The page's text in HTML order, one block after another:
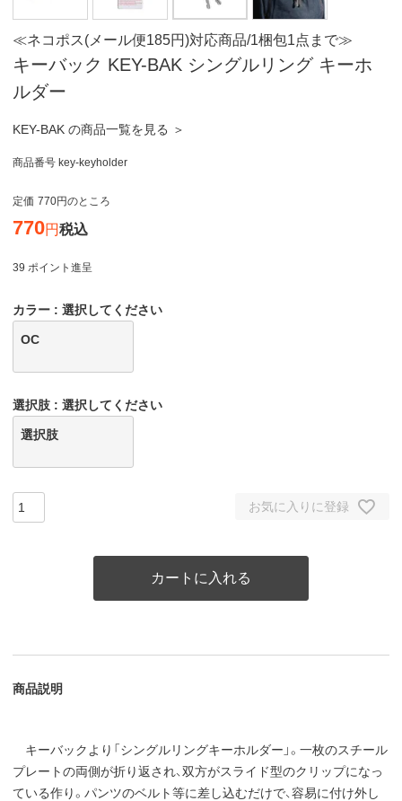
≪ネコポス(メール便185円)対応商品/1梱包1点まで≫
キーバック KEY-BAK シングルリング キーホ
ルダー
KEY-BAK の商品一覧を見る ＞
商品番号 key-keyholder
定価 770 のところ
770 税込
39 ポイント進呈
カラー 選択してください
OC
選択肢 選択してください
選択肢
お気に入りに登録
カートに入れる
商品説明
キーバックより「シングルリングキーホルダー」。一枚のスチール
プレートの両側が折り返され、双方がスライド型のクリップになっ
ている作り。パンツのベルト等に差し込むだけで、容易に付け外し